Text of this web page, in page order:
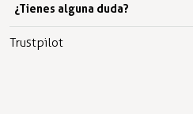
¿Tienes alguna duda?
Trustpilot